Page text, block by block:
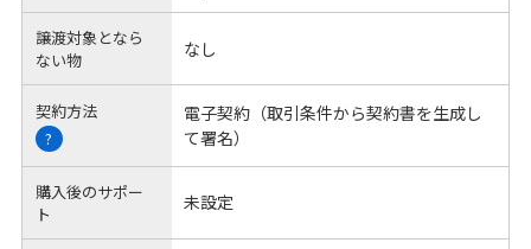
譲渡対象となら
ない物
なし
契約方法
?
電子契約（取引条件から契約書を生成し
て署名）
購入後のサポー
ト
未設定